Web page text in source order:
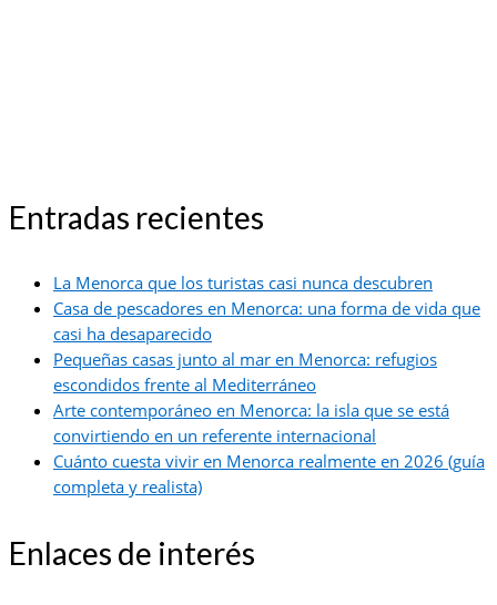
Entradas recientes
La Menorca que los turistas casi nunca descubren
Casa de pescadores en Menorca: una forma de vida que
casi ha desaparecido
Pequeñas casas junto al mar en Menorca: refugios
escondidos frente al Mediterráneo
Arte contemporáneo en Menorca: la isla que se está
convirtiendo en un referente internacional
Cuánto cuesta vivir en Menorca realmente en 2026 (guía
completa y realista)
Enlaces de interés